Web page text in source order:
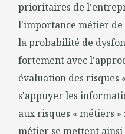
prioritaires de
l'importance métier de
la probabilité de
fortement avec
évaluation des risques
s'appuyer les
aux risques « métiers
métier se mettent